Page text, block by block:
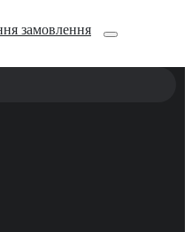
замовлення